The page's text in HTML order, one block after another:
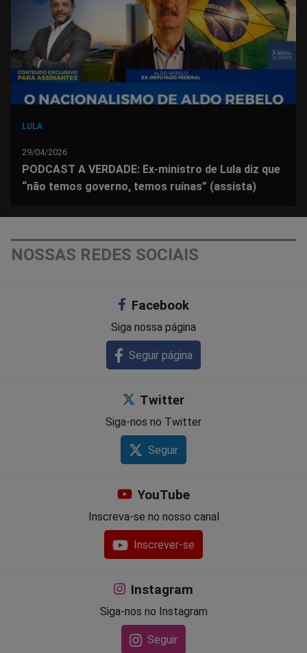
FacebookWhatsappTwitterMessengerTelegramGettr
LULA
29/04/2026
PODCAST A VERDADE: Ex-ministro de Lula diz que
“não temos governo, temos ruínas” (assista)
NOSSAS REDES SOCIAIS
Facebook
Siga nossa página
Seguir página
Twitter
Siga-nos no Twitter
Seguir
YouTube
Inscreva-se no nosso canal
Inscrever-se
Instagram
Siga-nos no Instagram
Seguir